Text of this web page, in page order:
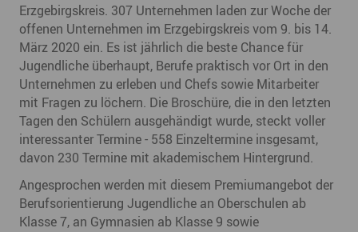
Erzgebirgskreis. 307 Unternehmen laden zur Woche der
offenen Unternehmen im Erzgebirgskreis vom 9. bis 14.
März 2020 ein. Es ist jährlich die beste Chance für
Jugendliche überhaupt, Berufe praktisch vor Ort in den
Unternehmen zu erleben und Chefs sowie Mitarbeiter
mit Fragen zu löchern. Die Broschüre, die in den letzten
Tagen den Schülern ausgehändigt wurde, steckt voller
interessanter Termine - 558 Einzeltermine insgesamt,
davon 230 Termine mit akademischem Hintergrund.
Angesprochen werden mit diesem Premiumangebot der
Berufsorientierung Jugendliche an Oberschulen ab
Klasse 7, an Gymnasien ab Klasse 9 sowie